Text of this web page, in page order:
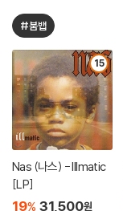
#붐뱁
15
Nas (나스) - Illmatic
[LP]
19% 31,500원